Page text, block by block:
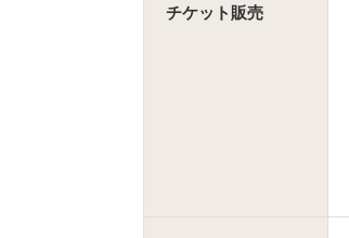
チケット販売